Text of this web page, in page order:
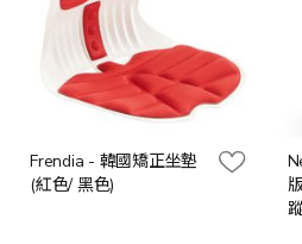
Frendia - 韓國矯正坐墊
(紅色/ 黑色)